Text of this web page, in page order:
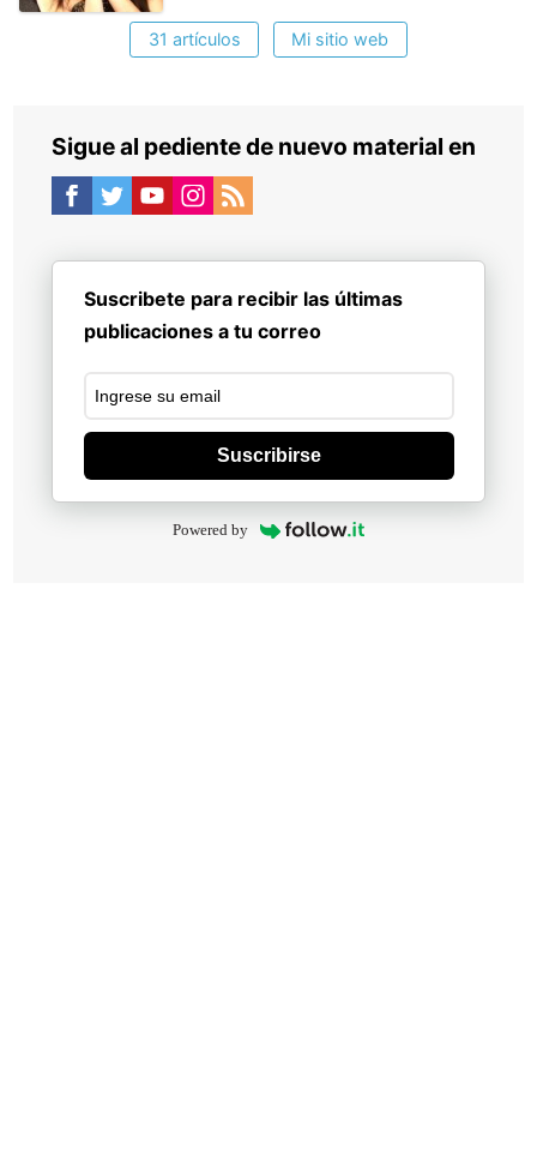
31 artículos Mi sitio web
Sigue al pediente de nuevo material en
Suscribete para recibir las últimas
publicaciones a tu correo
Suscribirse
Powered by